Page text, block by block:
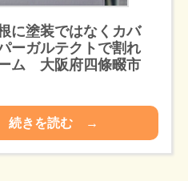
に塗装ではなくカバ
ーガルテクトで割れ
ム 大阪府四條畷市
続きを読む →